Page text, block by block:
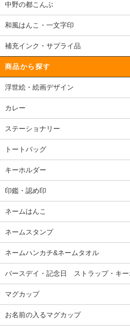
中野の都こんぶ
和風はんこ・一文字印
補充インク・サプライ品
商品から探す
浮世絵・絵画デザイン
カレー
ステーショナリー
トートバッグ
キーホルダー
印鑑・認め印
ネームはんこ
ネームスタンプ
ネームハンカチ&ネームタオル
バースデイ・記念日 ストラップ・キー
マグカップ
お名前の入るマグカップ